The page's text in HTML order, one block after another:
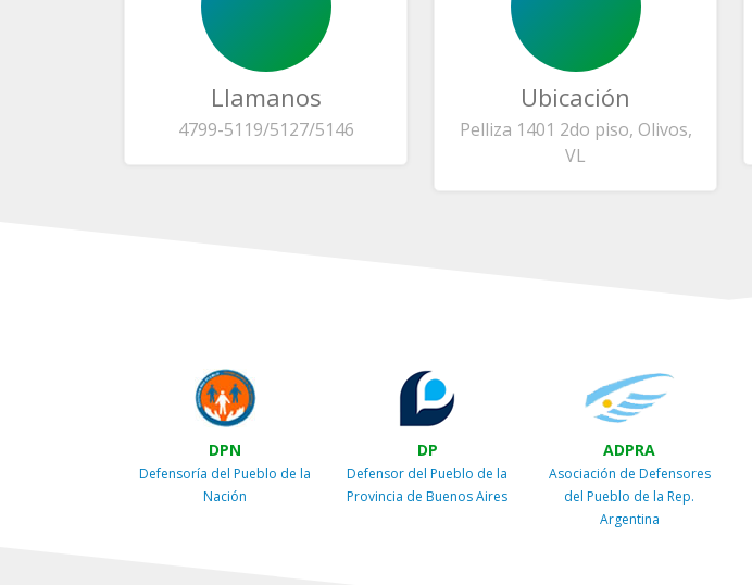
Llamanos
4799-5119/5127/5146
Ubicación
Pelliza 1401 2do piso, Olivos,
VL
DPN
Defensoría del Pueblo de la
Nación
DP
Defensor del Pueblo de la
Provincia de Buenos Aires
ADPRA
Asociación de Defensores
del Pueblo de la Rep.
Argentina